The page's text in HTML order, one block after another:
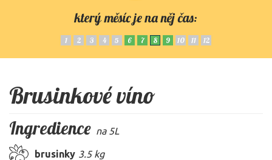
který měsíc je na něj čas:
1 2 3 4 5 6 7 8 9 10 11 12
Brusinkové víno
Ingredience na 5L
brusinky 3.5 kg